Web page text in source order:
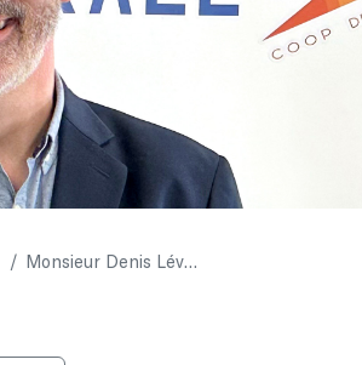
/ Monsieur Denis Lévesque élu président du conseil d’administration